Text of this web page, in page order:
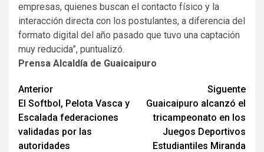
empresas, quienes buscan el contacto físico y la
interacción directa con los postulantes, a diferencia del
formato digital del año pasado que tuvo una captación
muy reducida”, puntualizó.
Prensa Alcaldía de Guaicaipuro
Navegación
de
entradas
Anterior
El Softbol, Pelota Vasca y
Escalada federaciones
validadas por las
autoridades
Siguente
Guaicaipuro alcanzó el
tricampeonato en los
Juegos Deportivos
Estudiantiles Miranda